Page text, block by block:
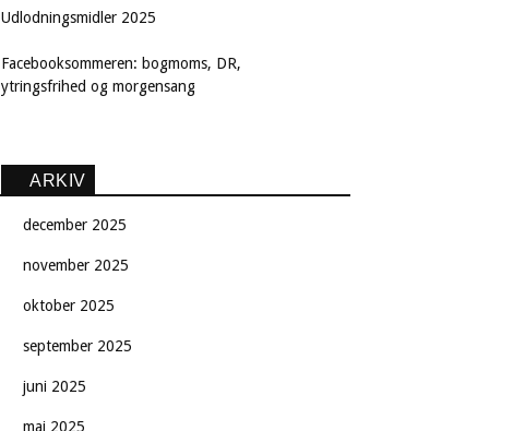
Udlodningsmidler 2025
Facebooksommeren: bogmoms, DR,
ytringsfrihed og morgensang
ARKIV
december 2025
november 2025
oktober 2025
september 2025
juni 2025
maj 2025